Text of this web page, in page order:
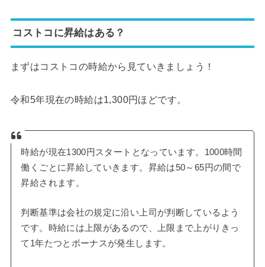
コストコに昇給はある？
まずはコストコの時給から見ていきましょう！
令和5年現在の時給は1,300円ほどです。
時給が現在1300円スタートとなっています。1000時間
働くごとに昇給していきます。昇給は50～65円の間で
昇給されます。
判断基準は会社の規定に沿い上司が判断しているよう
です。時給には上限があるので、上限まで上がりきっ
て1年たつとボーナスが発生します。